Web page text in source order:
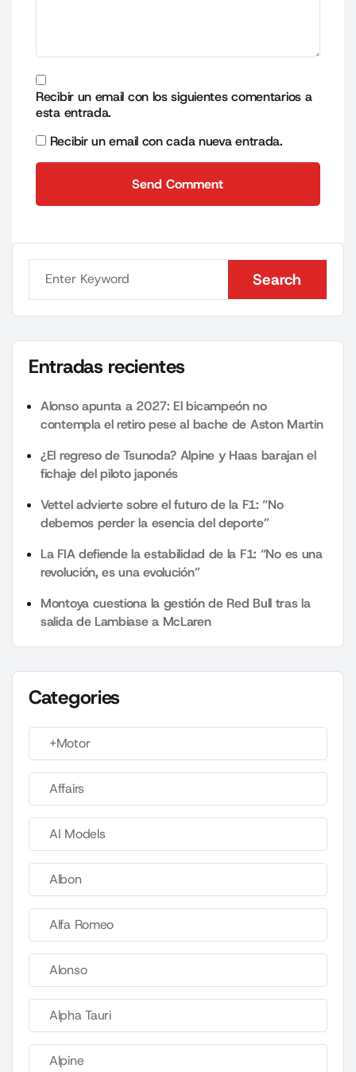
Recibir un email con los siguientes comentarios a
esta entrada.
Recibir un email con cada nueva entrada.
Send Comment
Search
Search
Entradas recientes
Alonso apunta a 2027: El bicampeón no
contempla el retiro pese al bache de Aston Martin
¿El regreso de Tsunoda? Alpine y Haas barajan el
fichaje del piloto japonés
Vettel advierte sobre el futuro de la F1: “No
debemos perder la esencia del deporte”
La FIA defiende la estabilidad de la F1: “No es una
revolución, es una evolución”
Montoya cuestiona la gestión de Red Bull tras la
salida de Lambiase a McLaren
Categories
+Motor
Affairs
AI Models
Albon
Alfa Romeo
Alonso
Alpha Tauri
Alpine